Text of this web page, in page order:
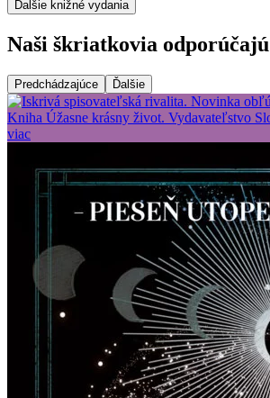
Ďalšie knižné vydania
Naši škriatkovia odporúčajú
Predchádzajúce Ďalšie